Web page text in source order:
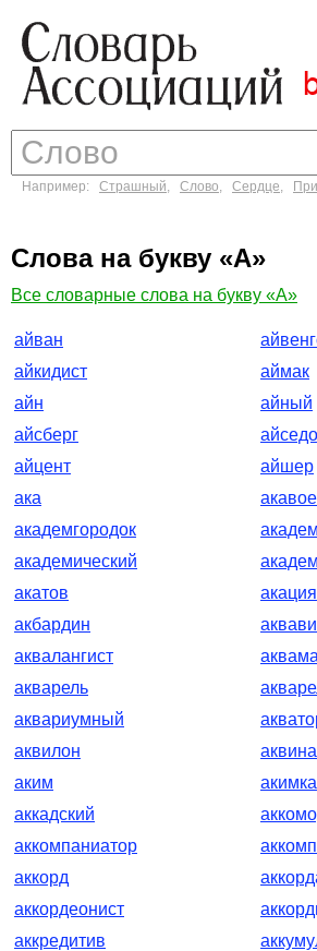
Например: Страшный, Слово, Сердце,
Слова на букву «А»
Все словарные слова на букву «А»
айван
айкидист
аймак
айн
айный
айсберг
айцент
айшер
ака
академгородок
академический
акатов
акация
акбардин
аквалангист
акварель
аквариумный
аквилон
аким
акимка
аккадский
аккомпаниатор
аккорд
аккордеонист
аккредитив